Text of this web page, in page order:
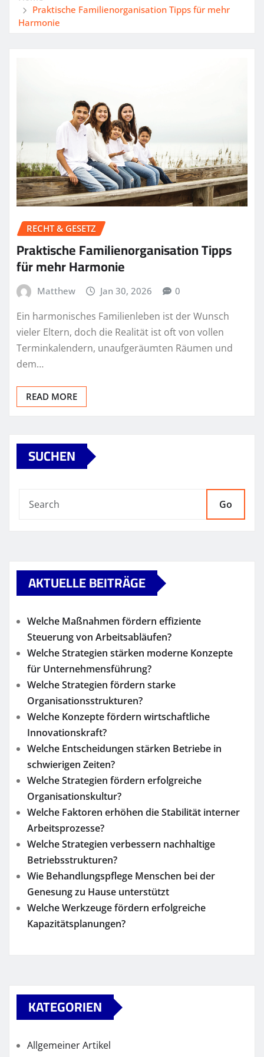
Praktische Familienorganisation Tipps für mehr
Harmonie
RECHT & GESETZ
Praktische Familienorganisation Tipps
für mehr Harmonie
Matthew Jan 30, 2026 0
Ein harmonisches Familienleben ist der Wunsch
vieler Eltern, doch die Realität ist oft von vollen
Terminkalendern, unaufgeräumten Räumen und
dem…
READ MORE
SUCHEN
Go
AKTUELLE BEITRÄGE
Welche Maßnahmen fördern effiziente
Steuerung von Arbeitsabläufen?
Welche Strategien stärken moderne Konzepte
für Unternehmensführung?
Welche Strategien fördern starke
Organisationsstrukturen?
Welche Konzepte fördern wirtschaftliche
Innovationskraft?
Welche Entscheidungen stärken Betriebe in
schwierigen Zeiten?
Welche Strategien fördern erfolgreiche
Organisationskultur?
Welche Faktoren erhöhen die Stabilität interner
Arbeitsprozesse?
Welche Strategien verbessern nachhaltige
Betriebsstrukturen?
Wie Behandlungspflege Menschen bei der
Genesung zu Hause unterstützt
Welche Werkzeuge fördern erfolgreiche
Kapazitätsplanungen?
KATEGORIEN
Allgemeiner Artikel